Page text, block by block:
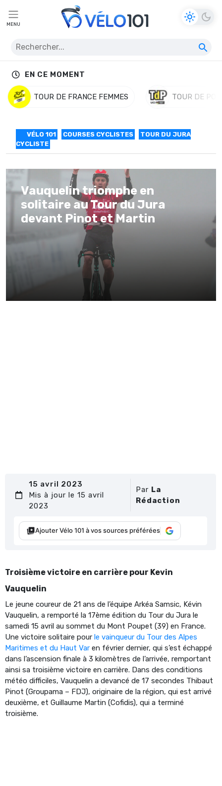
MENU
EN CE MOMENT
TOUR DE FRANCE FEMMES TOUR DE
VÉLO 101 COURSES CYCLISTES
TOUR DU JURA
CYCLISTE
Vauquelin triomphe en
solitaire au Tour du Jura
devant Pinot et Martin
15 avril 2023
Mis à jour le 15 avril
2023
Par La
Rédaction
Ajouter Vélo 101 à vos sources préférées
Troisième victoire en carrière pour Kevin
Vauquelin
Le jeune coureur de 21 ans de l’équipe Arkéa Samsic, Kévin
Vauquelin, a remporté la 17ème édition du Tour du Jura le
samedi 15 avril au sommet du Mont Poupet (39) en France.
Une victoire solitaire pour le vainqueur du Tour des Alpes
Maritimes et du Haut Var en février dernier, qui s’est échappé
dans l’ascension finale à 3 kilomètres de l’arrivée, remportant
ainsi sa troisième victoire en carrière. Dans des conditions
météo difficiles, Vauquelin a devancé de 17 secondes Thibaut
Pinot (Groupama – FDJ), originaire de la région, qui est arrivé
deuxième, et Guillaume Martin (Cofidis), qui a terminé
troisième.